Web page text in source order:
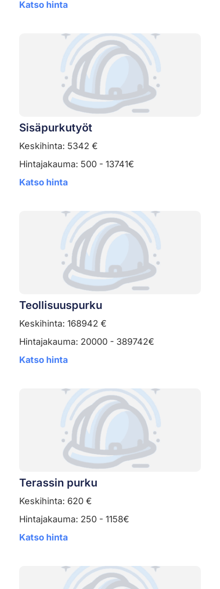
Katso hinta
Sisäpurkutyöt
Keskihinta: 5342 €
Hintajakauma: 500 - 13741€
Katso hinta
Teollisuuspurku
Keskihinta: 168942 €
Hintajakauma: 20000 - 389742€
Katso hinta
Terassin purku
Keskihinta: 620 €
Hintajakauma: 250 - 1158€
Katso hinta